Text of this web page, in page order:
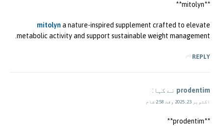
**mitolyn**
mitolyn a nature-inspired supplement crafted to elevate
metabolic activity and support sustainable weight management.
REPLY
prodentim نے کہا:
اکتوبر 23, 2025 وقت 2:58 شام
** prodentim**